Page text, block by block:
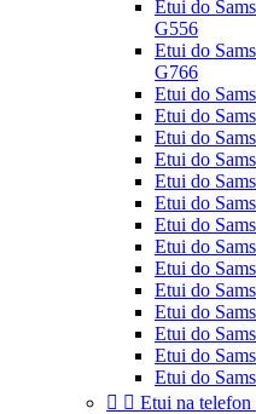
Etui do
G556
Etui do
G766
Etui do
Etui do
Etui do
Etui do
Etui do
Etui do
Etui do
Etui do
Etui do
Etui do
Etui do
Etui do
Etui do
Etui do
  Etui na